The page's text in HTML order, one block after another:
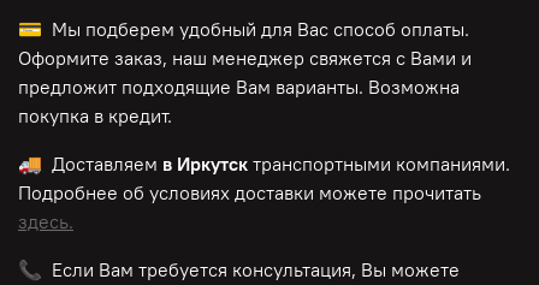
💳 Мы подберем удобный для Вас способ оплаты.
Оформите заказ, наш менеджер свяжется с Вами и
предложит подходящие Вам варианты. Возможна
покупка в кредит.
🚚 Доставляем в Иркутск транспортными компаниями.
Подробнее об условиях доставки можете прочитать
здесь.
📞 Если Вам требуется консультация, Вы можете